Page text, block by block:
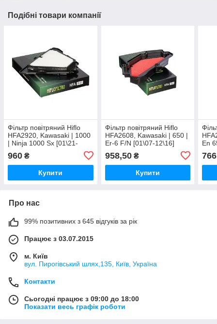
Подібні товари компанії
Фільтр повітряний Hiflo
HFA2920, Kawasaki | 1000
| Ninja 1000 Sx [01\21-
960 ₴
Купити
Фільтр повітряний Hiflo
HFA2608, Kawasaki | 650 |
Er-6 F/N [01\07-12\16]
958,50₴
Купити
En
Про нас
99% позитивних з 645 відгуків за рік
Працює з 03.07.2015
м. Київ
вул. Пирогівський шлях,135, Київ, Україна
Контакти
Сьогодні працює з 09:00 до 18:00
Показати весь графік роботи